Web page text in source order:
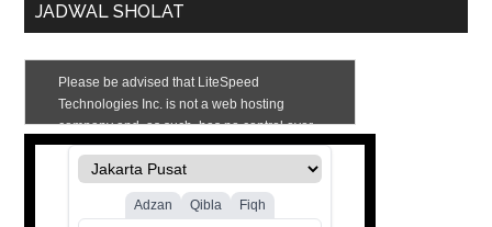
JADWAL SHOLAT